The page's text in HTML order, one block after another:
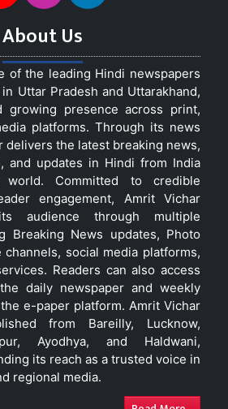
About Us
of the leading Hindi newspapers
Uttar Pradesh and Uttarakhand,
presence across print,
platforms. Through its news
delivers the latest breaking news,
and updates in Hindi from India
Committed to credible
engagement, Amrit Vichar
audience through multiple
Breaking News updates, Photo
channels, social media platforms,
Readers can also access
daily newspaper and weekly
e-paper platform. Amrit Vichar
from Bareilly, Lucknow,
Ayodhya, and Haldwani,
its reach as a trusted voice in
regional media.